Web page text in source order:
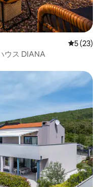
レビュー
5 (23)
ウス DIANA